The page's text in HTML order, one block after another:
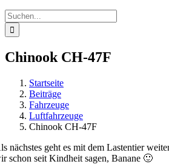
Suche
nach:
Chinook CH-47F
Startseite
Beiträge
Fahrzeuge
Luftfahrzeuge
Chinook CH-47F
nächstes geht es mit dem Lastentier
schon seit Kindheit sagen, Banane 🙂